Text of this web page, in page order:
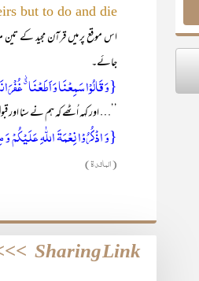
but to do and die!
اس موقع پر میں قرآن مجید کے تین
جائے۔
{وَ قَالُوۡا سَمِعۡنَا وَ اَطَعۡنَا ٭۫
’’… اور کہہ اُٹھے کہ ہم نے سنا
{وَ اذۡکُرُوۡا نِعۡمَۃَ اللّٰہِ عَلَیۡکُمۡ
(المائدۃ)
Sharing Link